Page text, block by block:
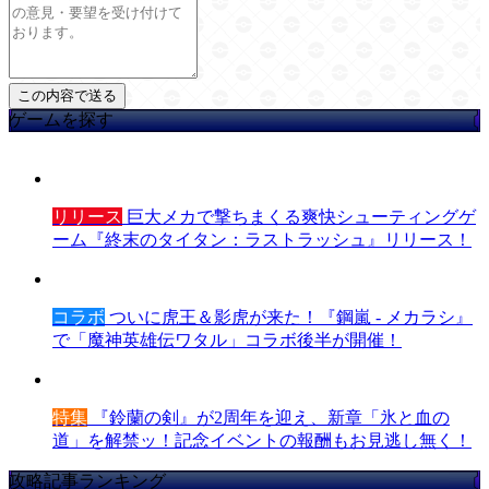
ゲームを探す
リリース 巨大メカで撃ちまくる爽快シューティングゲ
ーム『終末のタイタン：ラストラッシュ』リリース！
コラボ ついに虎王＆影虎が来た！『鋼嵐 - メカラシ』
で「魔神英雄伝ワタル」コラボ後半が開催！
特集 『鈴蘭の剣』が2周年を迎え、新章「氷と血の
道」を解禁ッ！記念イベントの報酬もお見逃し無く！
攻略記事ランキング